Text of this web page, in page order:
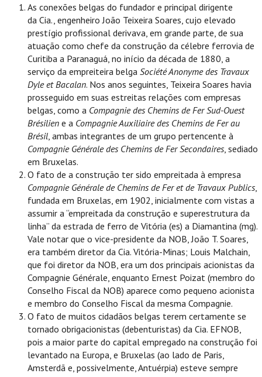
As conexões belgas do fundador e principal dirigente
da Cia., engenheiro João Teixeira Soares, cujo elevado
prestígio profissional derivava, em grande parte, de sua
atuação como chefe da construção da célebre ferrovia de
Curitiba a Paranaguá, no início da década de 1880, a
serviço da empreiteira belga Société Anonyme des Travaux
Dyle et Bacalan. Nos anos seguintes, Teixeira Soares havia
prosseguido em suas estreitas relações com empresas
belgas, como a Compagnie des Chemins de Fer Sud-Ouest
Brésilien e a Compagnie Auxiliaire des Chemins de Fer au
Brésil , ambas integrantes de um grupo pertencente à
Compagnie Générale des Chemins de Fer Secondaires , sediado
em Bruxelas.
O fato de a construção ter sido empreitada à empresa
Compagnie Générale de Chemins de Fer et de Travaux Publics
fundada em Bruxelas, em 1902, inicialmente com vistas a
assumir a “empreitada da construção e superestrutura da
linha” da estrada de ferro de Vitória (es) a Diamantina (mg).
Vale notar que o vice-presidente da NOB, João T. Soares,
era também diretor da Cia. Vitória-Minas; Louis Malchain,
que foi diretor da NOB, era um dos principais acionistas da
Compagnie Générale, enquanto Ernest Poizat (membro do
Conselho Fiscal da NOB) aparece como pequeno acionista
e membro do Conselho Fiscal da mesma Compagnie.
O fato de muitos cidadãos belgas terem certamente se
tornado obrigacionistas (debenturistas) da Cia. EFNOB,
pois a maior parte do capital empregado na construção foi
levantado na Europa, e Bruxelas (ao lado de Paris,
Amsterdã e, possivelmente, Antuérpia) esteve sempre